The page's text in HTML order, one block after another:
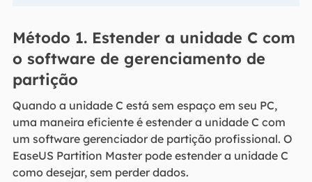
Método 1. Estender a unidade C com
o software de gerenciamento de
partição
Quando a unidade C está sem espaço em seu PC,
uma maneira eficiente é estender a unidade C com
um software gerenciador de partição profissional. O
EaseUS Partition Master pode estender a unidade C
como desejar, sem perder dados.